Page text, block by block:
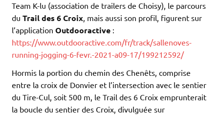
Team K-lu (association de trailers de Choisy), le parcours
du Trail des 6 Croix, mais aussi son profil, figurent sur
l’application Outdooractive :
https://www.outdooractive.com/fr/track/sallenoves-
running-jogging-6-fevr.-2021-a09-17/199212592/
Hormis la portion du chemin des Chenêts, comprise
entre la croix de Donvier et l’intersection avec le sentier
du Tire-Cul, soit 500 m, le Trail des 6 Croix emprunterait
la boucle du sentier des Croix, divulguée sur